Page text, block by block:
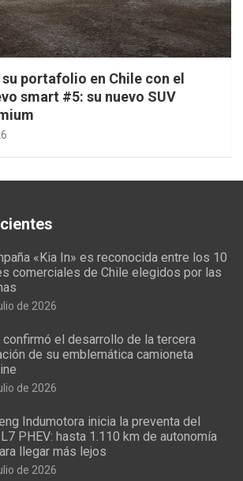
portafolio en Chile con el
smart #5: su nuevo SUV
«Kia In» es reconocida entre los 10
comerciales de Chile elegidos por las
de 2026
confirmó el desarrollo de la tercera
de su emblemática camioneta
de 2026
Indumotora inicia la preventa del
PHEV: hasta 1.110 km de autonomía
llegar más lejos
de 2026